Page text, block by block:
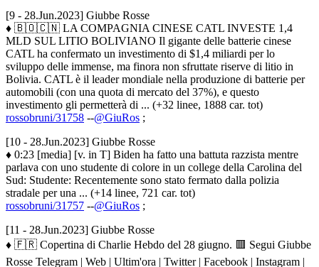
[9 - 28.Jun.2023] Giubbe Rosse
♦ 🇧🇴🇨🇳 LA COMPAGNIA CINESE CATL INVESTE 1,4
MLD SUL LITIO BOLIVIANO Il gigante delle batterie cinese
CATL ha confermato un investimento di $1,4 miliardi per lo
sviluppo delle immense, ma finora non sfruttate riserve di litio in
Bolivia. CATL è il leader mondiale nella produzione di batterie per
automobili (con una quota di mercato del 37%), e questo
investimento gli permetterà di ... (+32 linee, 1888 car. tot)
rossobruni/31758 --@GiuRos ;
[10 - 28.Jun.2023] Giubbe Rosse
♦ 0:23 [media] [v. in T] Biden ha fatto una battuta razzista mentre
parlava con uno studente di colore in un college della Carolina del
Sud: Studente: Recentemente sono stato fermato dalla polizia
stradale per una ... (+14 linee, 721 car. tot)
rossobruni/31757 --@GiuRos ;
[11 - 28.Jun.2023] Giubbe Rosse
♦ 🇫🇷 Copertina di Charlie Hebdo del 28 giugno. 🟥 Segui Giubbe
Rosse Telegram | Web | Ultim'ora | Twitter | Facebook | Instagram |